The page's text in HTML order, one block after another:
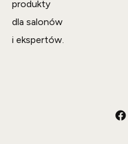
produkty
dla salonów
i ekspertów.